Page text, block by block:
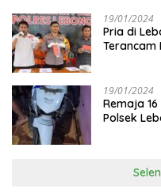
19/01/2024
Pria di
Terancam
19/01/2024
Remaja
Polsek